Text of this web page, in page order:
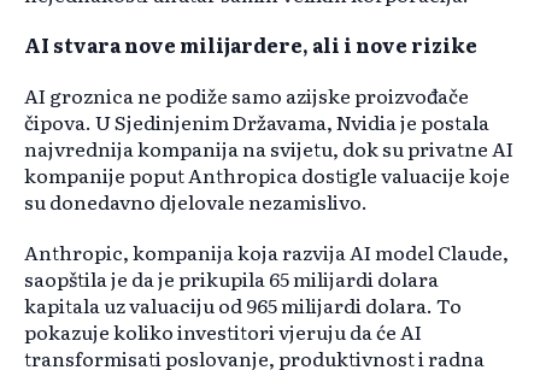
AI stvara nove milijardere, ali i nove rizike
AI groznica ne podiže samo azijske proizvođače
čipova. U Sjedinjenim Državama, Nvidia je postala
najvrednija kompanija na svijetu, dok su privatne AI
kompanije poput Anthropica dostigle valuacije koje
su donedavno djelovale nezamislivo.
Anthropic, kompanija koja razvija AI model Claude,
saopštila je da je prikupila 65 milijardi dolara
kapitala uz valuaciju od 965 milijardi dolara. To
pokazuje koliko investitori vjeruju da će AI
transformisati poslovanje, produktivnost i radna